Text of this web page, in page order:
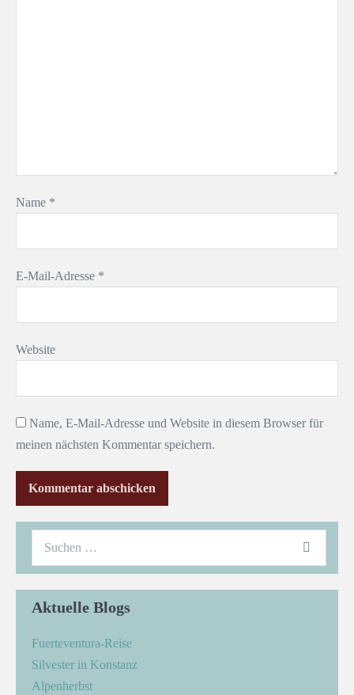
Name *
E-Mail-Adresse *
Website
Name, E-Mail-Adresse und Website in diesem Browser für
meinen nächsten Kommentar speichern.
Aktuelle Blogs
Fuerteventura-Reise
Silvester in Konstanz
Alpenherbst